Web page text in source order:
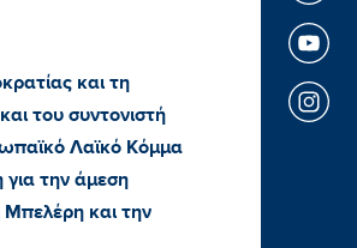
και τη
του συντονιστή
Λαϊκό Κόμμα
την άμεση
και την